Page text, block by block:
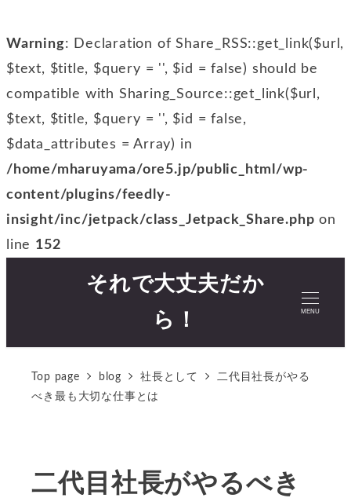
Warning: Declaration of Share_RSS::get_link($url,
$text, $title, $query = '', $id = false) should be
compatible with Sharing_Source::get_link($url,
$text, $title, $query = '', $id = false,
$data_attributes = Array) in
/home/mharuyama/ore5.jp/public_html/wp-
content/plugins/feedly-
insight/inc/jetpack/class_Jetpack_Share.php on
line 152
それで大丈夫だか
ら！
MENU
Top page blog 社長として
二代目社長がやる
べき最も大切な仕事とは
二代目社長がやるべき